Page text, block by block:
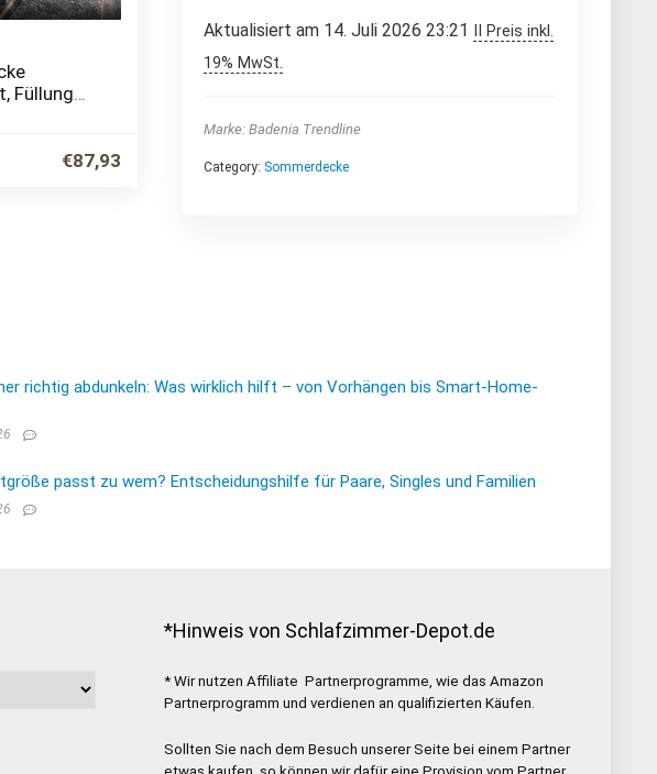
Aktualisiert am 14. Juli 2026 23:21 II Preis inkl.
19% MwSt.
Marke: Badenia Trendline
Category: Sommerdecke
Füllung
durch
€87,93
richtig abdunkeln: Was wirklich hilft – von Vorhängen bis Smart-Home-
passt zu wem? Entscheidungshilfe für Paare, Singles und Familien
*Hinweis von Schlafzimmer-Depot.de
* Wir nutzen Affiliate Partnerprogramme, wie das Amazon
Partnerprogramm und verdienen an qualifizierten Käufen.
Sollten Sie nach dem Besuch unserer Seite bei einem Partner